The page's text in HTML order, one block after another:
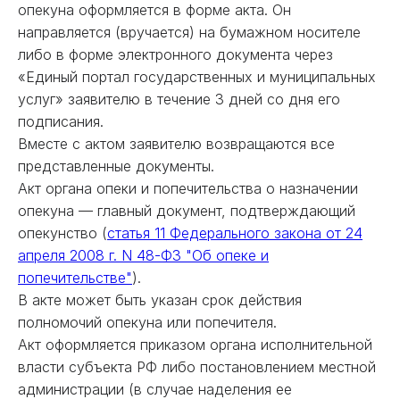
опекуна оформляется в форме акта. Он
направляется (вручается) на бумажном носителе
либо в форме электронного документа через
«Единый портал государственных и муниципальных
услуг» заявителю в течение 3 дней со дня его
подписания.
Вместе с актом заявителю возвращаются все
представленные документы.
Акт органа опеки и попечительства о назначении
опекуна — главный документ, подтверждающий
опекунство (статья 11 Федерального закона от 24
апреля 2008 г. N 48-ФЗ "Об опеке и
попечительстве").
В акте может быть указан срок действия
полномочий опекуна или попечителя.
Акт оформляется приказом органа исполнительной
власти субъекта РФ либо постановлением местной
администрации (в случае наделения ее